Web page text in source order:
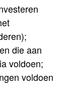
die aan
voldoen;
voldoen